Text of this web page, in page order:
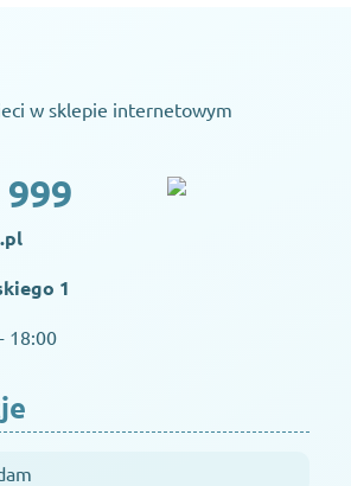
w sklepie internetowym
1
18:00